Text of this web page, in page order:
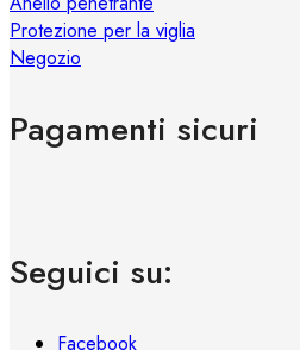
Protezione per la viglia
Negozio
Pagamenti sicuri
Seguici su:
Facebook